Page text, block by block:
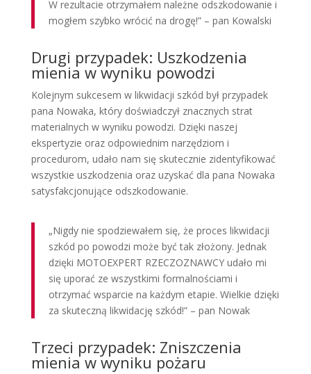
W rezultacie otrzymałem należne odszkodowanie i
mogłem szybko wrócić na drogę!” – pan Kowalski
Drugi przypadek: Uszkodzenia
mienia w wyniku powodzi
Kolejnym sukcesem w likwidacji szkód był przypadek
pana Nowaka, który doświadczył znacznych strat
materialnych w wyniku powodzi. Dzięki naszej
ekspertyzie oraz odpowiednim narzędziom i
procedurom, udało nam się skutecznie zidentyfikować
wszystkie uszkodzenia oraz uzyskać dla pana Nowaka
satysfakcjonujące odszkodowanie.
„Nigdy nie spodziewałem się, że proces likwidacji
szkód po powodzi może być tak złożony. Jednak
dzięki MOTOEXPERT RZECZOZNAWCY udało mi
się uporać ze wszystkimi formalnościami i
otrzymać wsparcie na każdym etapie. Wielkie dzięki
za skuteczną likwidację szkód!” – pan Nowak
Trzeci przypadek: Zniszczenia
mienia w wyniku pożaru